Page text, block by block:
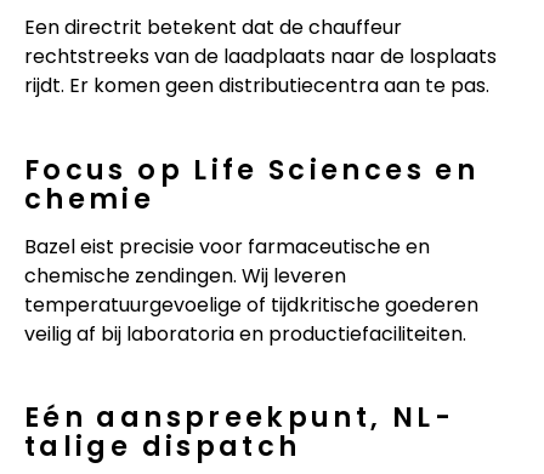
Een directrit betekent dat de chauffeur
rechtstreeks van de laadplaats naar de losplaats
rijdt. Er komen geen distributiecentra aan te pas.
Focus op Life Sciences en
chemie
Bazel eist precisie voor farmaceutische en
chemische zendingen. Wij leveren
temperatuurgevoelige of tijdkritische goederen
veilig af bij laboratoria en productiefaciliteiten.
Eén aanspreekpunt, NL-
talige dispatch